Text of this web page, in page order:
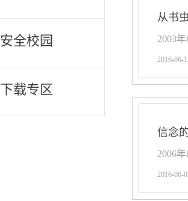
安全校园
下载专区
从书
2003
2016-06-
信念
2006
2016-06-